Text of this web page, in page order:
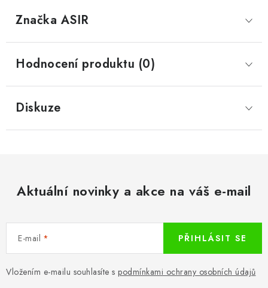
Značka ASIR
Hodnocení produktu (0)
Diskuze
Aktuální novinky a akce na váš e-mail
E-mail
Vložením e-mailu souhlasíte s podmínkami ochrany osobních údajů
PŘIHLÁSIT SE